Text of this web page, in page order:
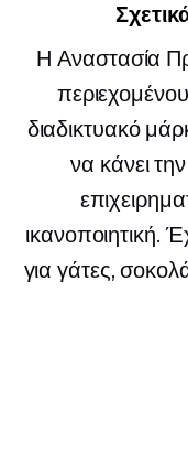
Η Αναστασία
διαδικτυακό
να κάνει
ικανοποιητική.
για γάτες,